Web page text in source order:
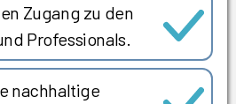
Zugang zu den
Professionals.
nachhaltige